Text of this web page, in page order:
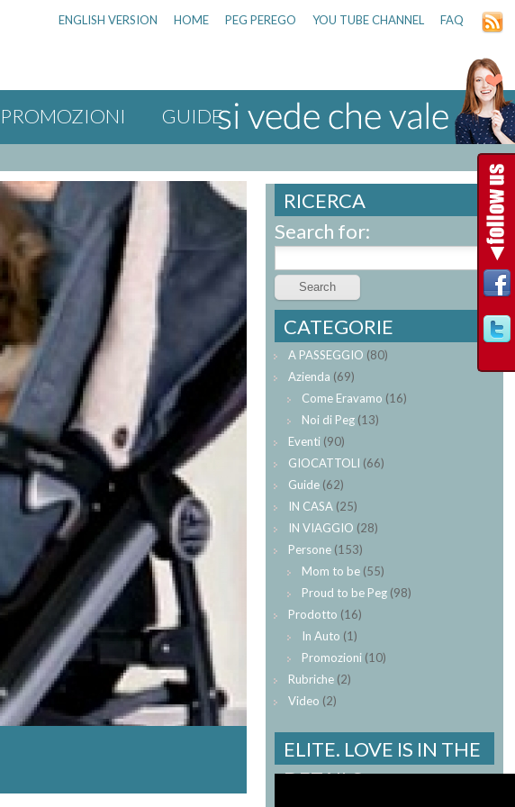
ENGLISH VERSION HOME PEG PEREGO YOU TUBE CHANNEL FAQ
PROMOZIONI GUIDE
RICERCA
Search for:
CATEGORIE
A PASSEGGIO (80)
Azienda (69)
Come Eravamo (16)
Noi di Peg (13)
Eventi (90)
GIOCATTOLI (66)
Guide (62)
IN CASA (25)
IN VIAGGIO (28)
Persone (153)
Mom to be (55)
Proud to be Peg (98)
Prodotto (16)
In Auto (1)
Promozioni (10)
Rubriche (2)
Video (2)
ELITE. LOVE IS IN THE
DETAILS.